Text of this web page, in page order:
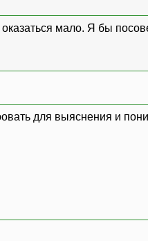
мало. Я бы
для выяснения и